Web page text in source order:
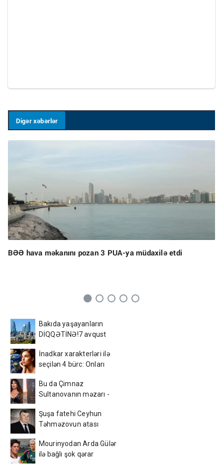
Digər xəbərlər
BƏƏ hava məkanını pozan 3 PUA-ya müdaxilə etdi
Bakıda yaşayanların
DİQQƏTİNƏ!7 avqust
etibarən...
İnadkar xarakterləri ilə
seçilən 4 bürc: Onları
çətindir
Bu da Çimnaz
Sultanovanın məzarı -
Şuşa fatehi Ceyhun
Təhməzovun atası
Mourinyodan Arda Gülər
ilə bağlı şok qərar